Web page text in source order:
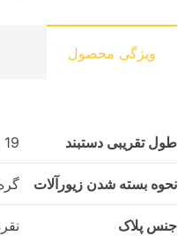
ویژگی محصول
طول تقریبی دستبند 19 سانتی‌متر
نحوه بسته شدن زیورآلات
جنس پلاک